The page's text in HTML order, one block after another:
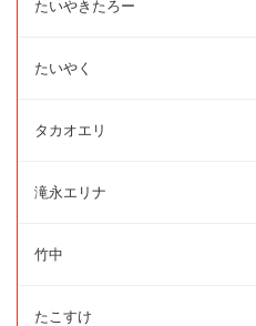
たいやきたろー
たいやく
タカオエリ
滝永エリナ
竹中
たこすけ